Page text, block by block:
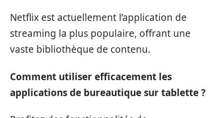
Netflix est actuellement l’application de
streaming la plus populaire, offrant une
vaste bibliothèque de contenu.
Comment utiliser efficacement les
applications de bureautique sur tablette ?